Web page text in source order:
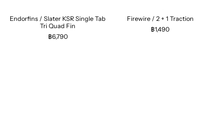
Endorfins / Slater KSR Single Tab
Tri Quad Fin
฿6,790
Firewire / 2 + 1 Traction
฿1,490